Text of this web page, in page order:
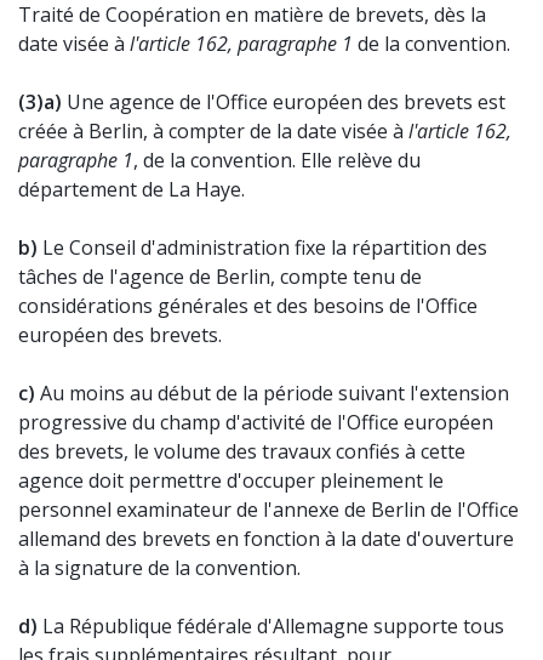
Traité de Coopération en matière de brevets, dès la
date visée à l'article 162, paragraphe 1 de la convention.
(3)a) Une agence de l'Office européen des brevets est
créée à Berlin, à compter de la date visée à l'article 162,
paragraphe 1, de la convention. Elle relève du
département de La Haye.
b) Le Conseil d'administration fixe la répartition des
tâches de l'agence de Berlin, compte tenu de
considérations générales et des besoins de l'Office
européen des brevets.
c) Au moins au début de la période suivant l'extension
progressive du champ d'activité de l'Office européen
des brevets, le volume des travaux confiés à cette
agence doit permettre d'occuper pleinement le
personnel examinateur de l'annexe de Berlin de l'Office
allemand des brevets en fonction à la date d'ouverture
à la signature de la convention.
d) La République fédérale d'Allemagne supporte tous